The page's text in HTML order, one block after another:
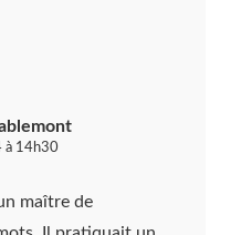
à 14h30
maître de